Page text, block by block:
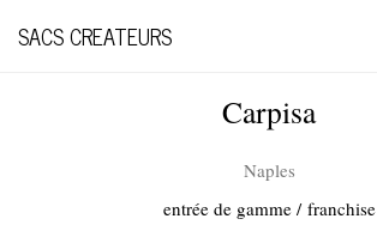
SACS CREATEURS
Carpisa
Naples
entrée de gamme / franchise